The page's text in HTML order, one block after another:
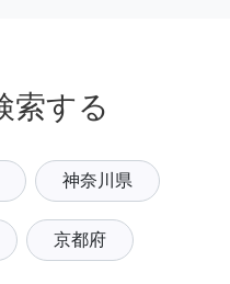
索する
神奈川県
京都府